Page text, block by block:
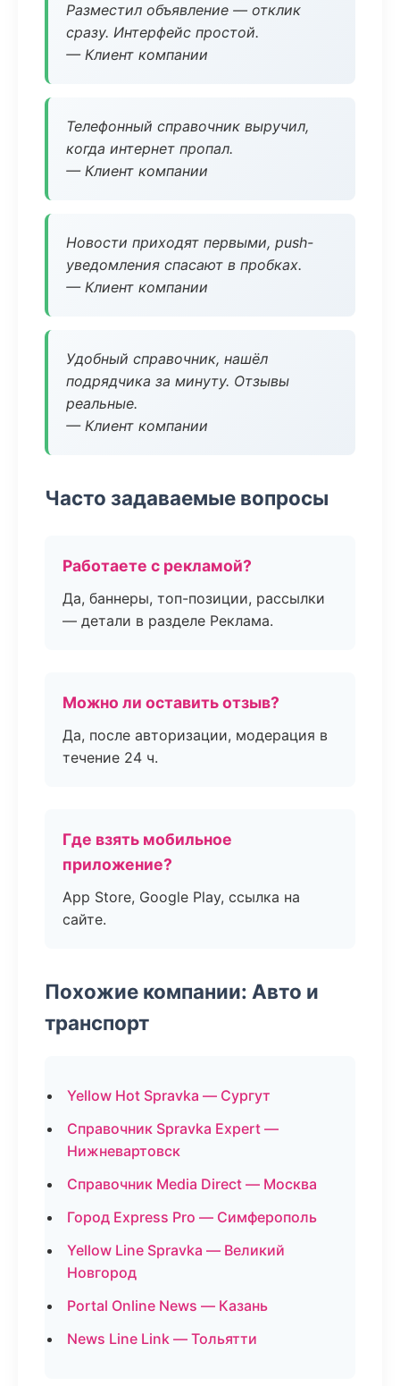
Разместил объявление — отклик
сразу. Интерфейс простой.
— Клиент компании
Телефонный справочник выручил,
когда интернет пропал.
— Клиент компании
Новости приходят первыми, push-
уведомления спасают в пробках.
— Клиент компании
Удобный справочник, нашёл
подрядчика за минуту. Отзывы
реальные.
— Клиент компании
Часто задаваемые вопросы
Работаете с рекламой?
Да, баннеры, топ-позиции, рассылки
— детали в разделе Реклама.
Можно ли оставить отзыв?
Да, после авторизации, модерация в
течение 24 ч.
Где взять мобильное
приложение?
App Store, Google Play, ссылка на
сайте.
Похожие компании: Авто и
транспорт
Yellow Hot Spravka — Сургут
Справочник Spravka Expert —
Нижневартовск
Справочник Media Direct — Москва
Город Express Pro — Симферополь
Yellow Line Spravka — Великий
Новгород
Portal Online News — Казань
News Line Link — Тольятти